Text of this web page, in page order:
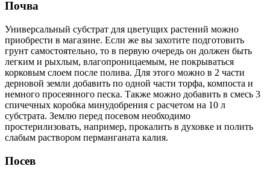
Почва
Универсальный субстрат для цветущих растений можно
приобрести в магазине. Если же вы захотите подготовить
грунт самостоятельно, то в первую очередь он должен быть
легким и рыхлым, влагопроницаемым, не покрываться
корковым слоем после полива. Для этого можно в 2 части
дерновой земли добавить по одной части торфа, компоста и
немного просеянного песка. Также можно добавить в смесь 3
спичечных коробка минудобрения с расчетом на 10 л
субстрата. Землю перед посевом необходимо
простерилизовать, например, прокалить в духовке и полить
слабым раствором перманганата калия.
Посев